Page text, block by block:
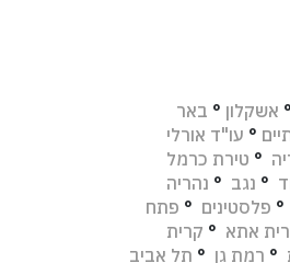
° אשקלון ° באר
° עו"ד אורלי
° טירת כרמל
° נגב ° נהריה
° פלסטינים ° פתח
אתא ° קרית
° רמת גן ° תל אביב